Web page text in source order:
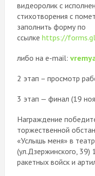
видеоролик с
стихотворения с
заполнить форму по
ссылке https://
либо на e-mail:
2 этап – просмотр
3 этап — финал (19
Награждение
торжественной
«Услышь меня» в
(ул.Дзержинского,
ракетных войск и